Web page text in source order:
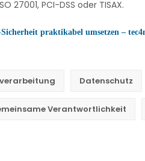
27001, PCI-DSS oder TISAX.
praktikabel umsetzen –
Datenschutz
Verantwortlichkeit